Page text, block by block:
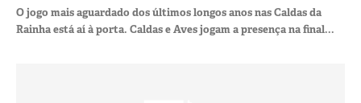
O jogo mais aguardado dos últimos longos anos nas Caldas da
Rainha está aí à porta. Caldas e Aves jogam a presença na final...